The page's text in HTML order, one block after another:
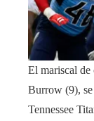
El mariscal de
Burrow (9), se
Tennessee